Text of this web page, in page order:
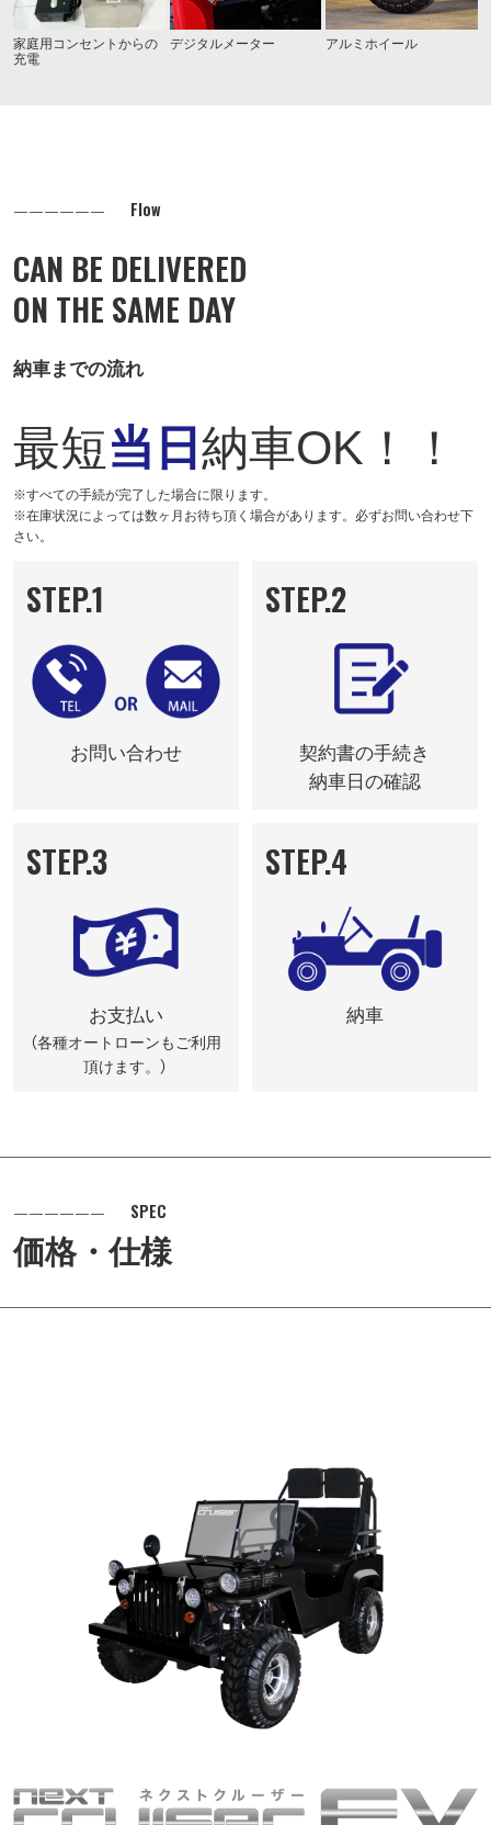
家庭用コンセントからの
充電
デジタルメーター アルミホイール
Flow
CAN BE DELIVERED
ON THE SAME DAY
納車までの流れ
最短当日 納車OK！！
※すべての手続が完了した場合に限ります。
※在庫状況によっては数ヶ月お待ち頂く場合があります。必ずお問い合わせ下
さい。
STEP.1
お問い合わせ
STEP.2
契約書の手続き
納車日の確認
STEP.3
お支払い
（各種オートローンもご利用
頂けます。）
STEP.4
納車
SPEC
価格・仕様